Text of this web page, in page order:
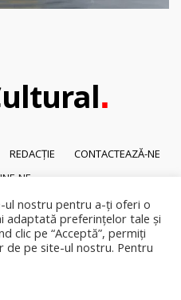
.
REDACȚIE
CONTACTEAZĂ-NE
NE
Cultural
textelor sau a ilustrațiilor din orice
cu acordul prealabil scris al Capital
ul nostru pentru a-ți oferi o
adaptată preferințelor tale și
clic pe “Acceptă”, permiți
pe site-ul nostru. Pentru